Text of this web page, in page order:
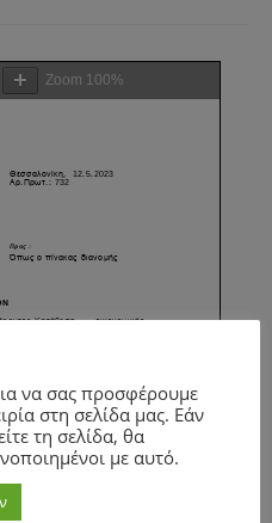
Zoom 100%
να σας προσφέρουμε
στη σελίδα μας. Εάν
τη σελίδα, θα
με αυτό.